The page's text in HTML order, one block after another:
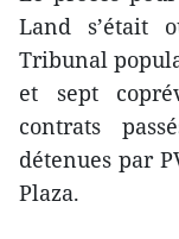
Land s’était
Tribunal
et sept
contrats
détenues par
Plaza.